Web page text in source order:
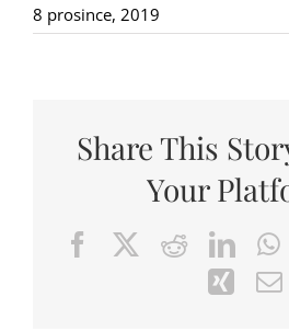
8 prosince, 2019
Share This
Your
FacebookReddit
Xing